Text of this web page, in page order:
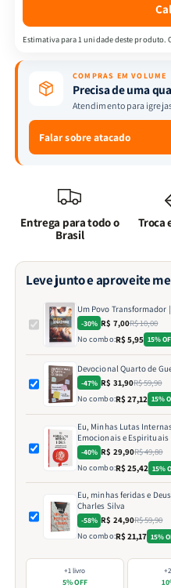
Estimativa para 1 unidade deste
COMPRAS EM VOLUME
Precisa de uma
Atendimento para
Falar sobre atacado
Entrega para todo o
Brasil
Troca
Leve junto e aproveite
Um Povo Transformador
-30% R$ 7,00R$ 10,00
No combo:R$ 5,95 15%
Devocional Quarto de
-47% R$ 31,90R$ 59,90
No combo:R$ 27,12 15%
Eu, Minhas Lutas
Emocionais e Espirituais
-40% R$ 29,90R$ 49,80
No combo:R$ 25,42 15%
Eu, minhas feridas e
Charles Silva
-58% R$ 24,90R$ 59,90
No combo:R$ 21,17 15%
+1 livro
5% OFF